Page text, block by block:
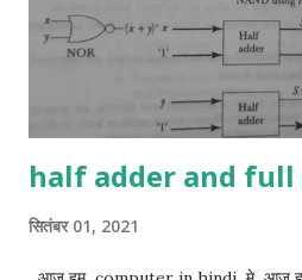
half adder and
सितंबर 01, 2021